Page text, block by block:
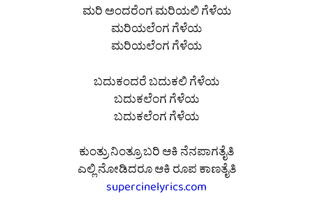
ಮರಿ ಅಂದರೆಂಗ ಮರಿಯಲಿ ಗೆಳೆಯ
ಮರಿಯಲೆಂಗ ಗೆಳೆಯ
ಮರಿಯಲೆಂಗ ಗೆಳೆಯ
ಬದುಕಂದರೆ ಬದುಕಲಿ ಗೆಳೆಯ
ಬದುಕಲೆಂಗ ಗೆಳೆಯ
ಬದುಕಲೆಂಗ ಗೆಳೆಯ
ಕುಂತ್ರು ನಿಂತ್ರೂ ಬರಿ ಆಕಿ ನೆನಪಾಗತೈತಿ
ಎಲ್ಲಿ ನೋಡಿದರೂ ಆಕಿ ರೂಪ ಕಾಣತೈತಿ
supercinelyrics.com